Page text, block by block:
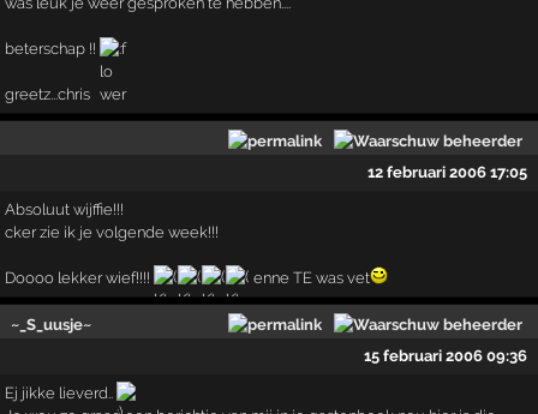
beterschap !!
greetz...chris
12 februari 2006 17:05
Absoluut wijffie!!!
cker zie ik je volgende week!!!
Doooo lekker wief!!!! enne TE was vet
~_S_uusje~
15 februari 2006 09:36
Ej jikke lieverd..